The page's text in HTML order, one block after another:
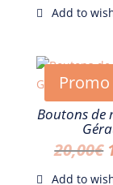
Promo
Boutons de
20,00€